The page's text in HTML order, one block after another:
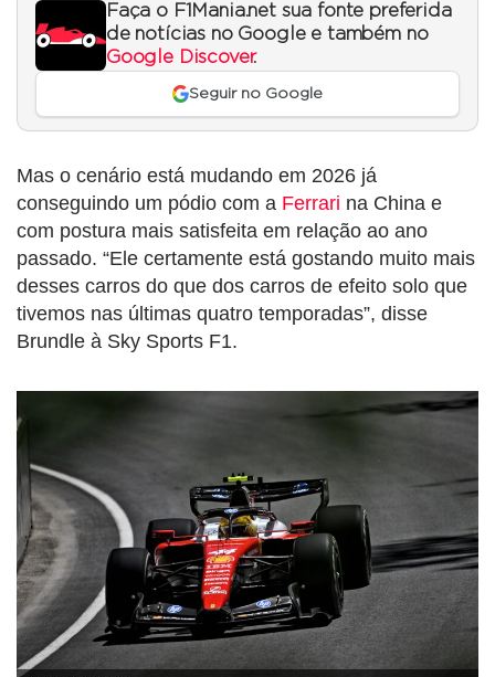
Faça o F1Mania.net sua fonte preferida
de notícias no Google e também no
Google Discover.
Seguir no Google
Mas o cenário está mudando em 2026 já
conseguindo um pódio com a Ferrari na China e
com postura mais satisfeita em relação ao ano
passado. “Ele certamente está gostando muito mais
desses carros do que dos carros de efeito solo que
tivemos nas últimas quatro temporadas”, disse
Brundle à Sky Sports F1.